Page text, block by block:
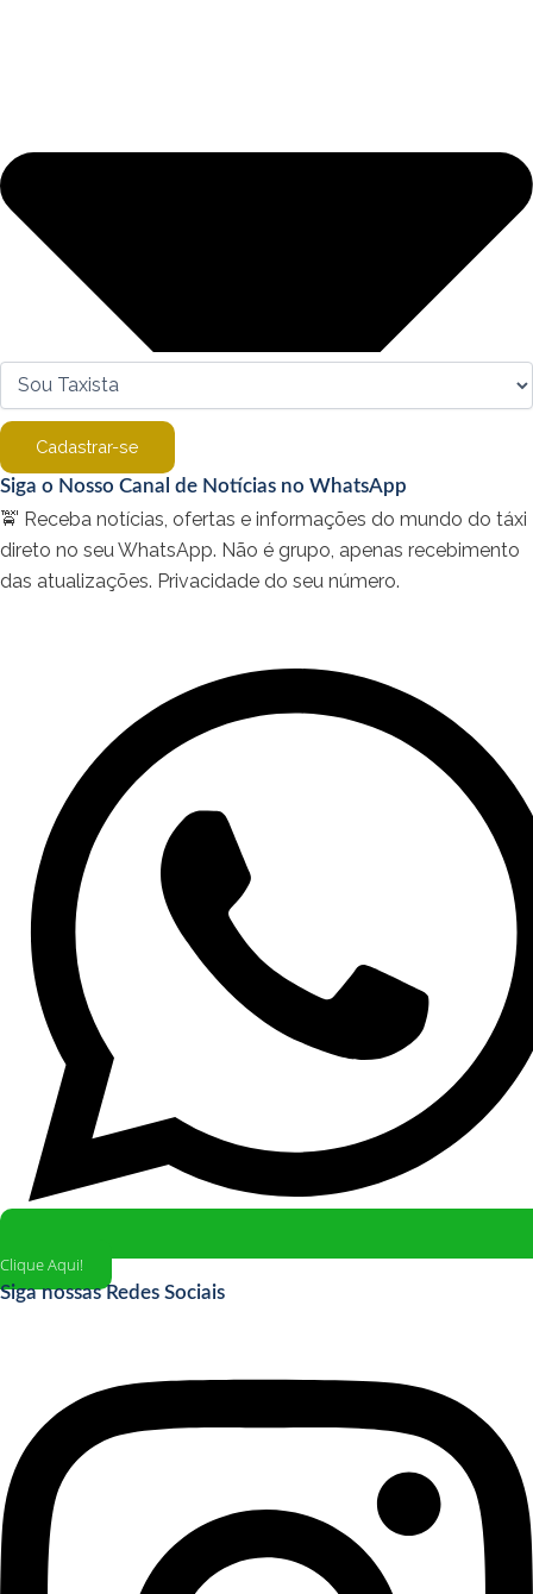
Cadastrar-se
Siga o Nosso Canal de Notícias no WhatsApp
🚖 Receba notícias, ofertas e informações do mundo do táxi
direto no seu WhatsApp. Não é grupo, apenas recebimento
das atualizações. Privacidade do seu número.
Clique Aqui!
Siga nossas Redes Sociais